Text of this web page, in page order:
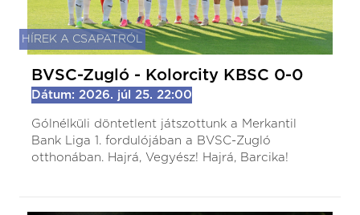
HÍREK A CSAPATRÓL
BVSC-Zugló - Kolorcity KBSC 0-0
Dátum: 2026. júl 25. 22:00
Gólnélküli döntetlent játszottunk a Merkantil
Bank Liga 1. fordulójában a BVSC-Zugló
otthonában. Hajrá, Vegyész! Hajrá, Barcika!